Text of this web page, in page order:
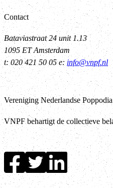
Contact
Bataviastraat 24 unit 1.13
1095 ET Amsterdam
t: 020 421 50 05 e: info@vnpf.nl
Vereniging Nederlandse
VNPF behartigt de collectieve